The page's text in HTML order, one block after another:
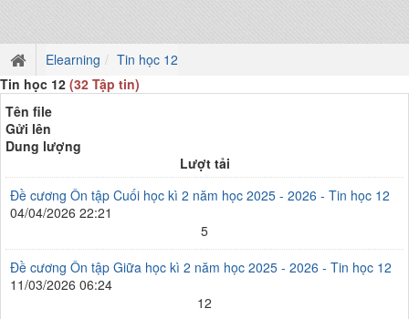
Elearning
Tin học 12
Tin học 12 (32 Tập tin)
Tên file
Gửi lên
Dung lượng
Lượt tải
Đề cương Ôn tập Cuối học kì 2 năm học 2025 - 2026 - Tin học 12
04/04/2026 22:21
5
Đề cương Ôn tập Giữa học kì 2 năm học 2025 - 2026 - Tin học 12
11/03/2026 06:24
12